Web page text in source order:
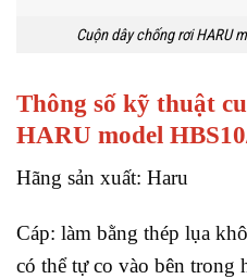
Cuộn dây chống rơi HARU
Thông số kỹ thuật
HARU model
Hãng sản xuất: Haru
Cáp: làm bằng thép lụa
có thể tự co vào bên trong